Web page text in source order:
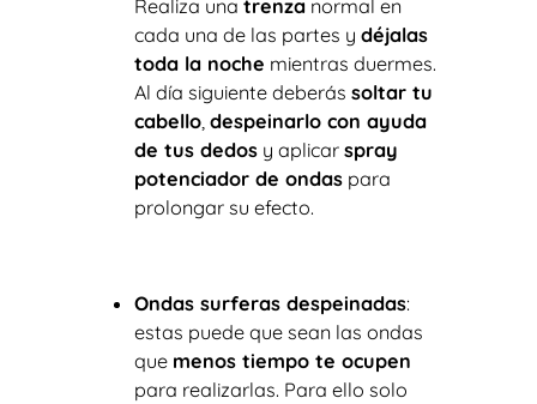
Realiza una trenza normal en
cada una de las partes y déjalas
toda la noche mientras duermes.
Al día siguiente deberás soltar tu
cabello despeinarlo con ayuda
de tus dedos y aplicar spray
potenciador de ondas para
prolongar su efecto.
Ondas surferas despeinadas:
estas puede que sean las ondas
que menos tiempo te ocupen
para realizarlas. Para ello solo